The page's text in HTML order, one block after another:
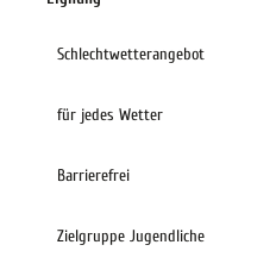
Schlechtwetterangebot
für jedes Wetter
Barrierefrei
Zielgruppe Jugendliche